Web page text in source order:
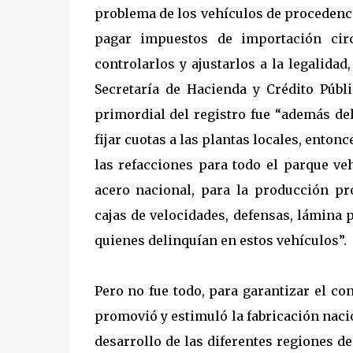
problema de los vehículos de
pagar impuestos de importación
controlarlos y ajustarlos a la
Secretaría de Hacienda y Crédito
primordial del registro fue “además
fijar cuotas a las plantas locales,
las refacciones para todo el parque
acero nacional, para la producción
cajas de velocidades, defensas,
quienes delinquían en estos vehículos”.
Pero no fue todo, para garantizar el
promovió y estimuló la fabricación
desarrollo de las diferentes regiones